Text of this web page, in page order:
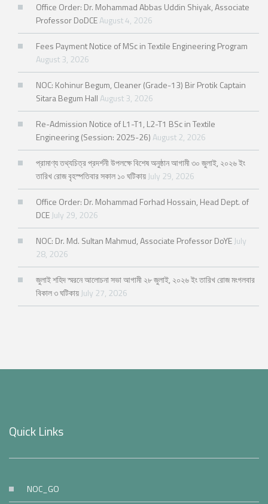
Office Order: Dr. Mohammad Abbas Uddin Shiyak, Associate
Professor DoDCEAugust 4, 2026
Fees Payment Notice of MSc in Textile Engineering Program
August 3, 2026
NOC: Kohinur Begum, Cleaner (Grade-13) Bir Protik Captain
Sitara Begum HallAugust 3, 2026
Re-Admission Notice of L1-T1, L2-T1 BSc in Textile
Engineering (Session: 2025-26)August 2, 2026
প্রামাণ্য তথ্যচিত্র প্রদর্শনী উপলক্ষে বিশেষ অনুষ্ঠান আগামী ৩০ জুলাই, ২০২৬ ইং
তারিখ রোজ বৃহস্পতিবার সকাল ১০ ঘটিকায়July 29, 2026
Office Order: Dr. Mohammad Forhad Hossain, Head Dept. of
DCEJuly 29, 2026
NOC: Dr. Md. Sultan Mahmud, Associate Professor DoYEJuly
28, 2026
জুলাই শহিদ স্মরনে আলোচনা সভা আগামী ২৮ জুলাই, ২০২৬ ইং তারিখ রোজ মংগলবার
বিকাল ৩ ঘটিকায়July 27, 2026
Quick Links
NOC_GO